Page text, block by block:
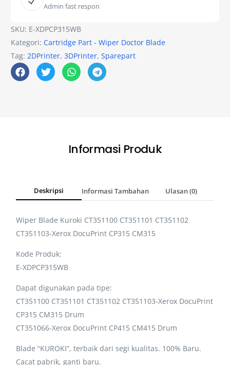
Admin fast respon
SKU: E-XDPCP315WB
Kategori: Cartridge Part - Wiper Doctor Blade
Tag:2DPrinter,3DPrinter,Sparepart
Informasi Produk
Deskripsi Informasi Tambahan Ulasan (0)
Wiper Blade Kuroki CT351100 CT351101 CT351102
CT351103-Xerox DocuPrint CP315 CM315
Kode Produk:
E-XDPCP315WB
Dapat digunakan pada tipe:
CT351100 CT351101 CT351102 CT351103-Xerox DocuPrint
CP315 CM315 Drum
CT351066-Xerox DocuPrint CP415 CM415 Drum
Blade “KUROKI”, terbaik dari segi kualitas. 100% Baru.
Cacat pabrik, ganti baru.